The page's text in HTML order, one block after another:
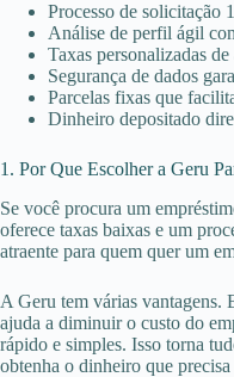
Processo de solicitação
Análise de perfil ágil
Taxas personalizadas
Segurança de dados
Parcelas fixas que
Dinheiro depositado
1. Por Que Escolher a Geru
Se você procura um
oferece taxas baixas e um
atraente para quem quer um
A Geru tem várias vantagens.
ajuda a diminuir o custo do
rápido e simples. Isso torna
obtenha o dinheiro que